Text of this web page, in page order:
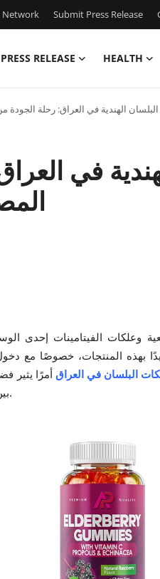
Network Submit Press Release
PRESS RELEASE HEALTH
الهندية في العراق: رحلة
في
وعلكات الفيتامينات إحدى
بهذه المنتجات، خصوصًا مع
البلسان في العراق أمرًا يثير
بين الطعم اللذيذ والفائدة الطبية في آن واحد.